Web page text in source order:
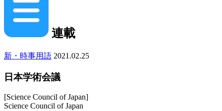
連載
新・時事用語 2021.02.25
日本学術会議
[Science Council of Japan]
Science Council of Japan